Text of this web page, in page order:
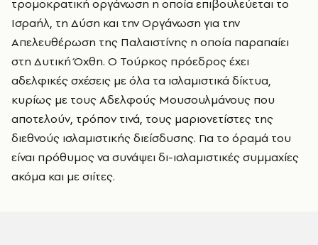
τρομοκρατική οργάνωση η οποία επιβουλεύεται το
Ισραήλ, τη Δύση και την Οργάνωση για την
Απελευθέρωση της Παλαιστίνης η οποία παραπαίει
στη Δυτική Όχθη. Ο Τούρκος πρόεδρος έχει
αδελφικές σχέσεις με όλα τα ισλαμιστικά δίκτυα,
κυρίως με τους Αδελφούς Μουσουλμάνους που
αποτελούν, τρόπον τινά, τους μαριονετίστες της
διεθνούς ισλαμιστικής διείσδυσης. Για το όραμά του
είναι πρόθυμος να συνάψει δι-ισλαμιστικές συμμαχίες
ακόμα και με σιίτες.